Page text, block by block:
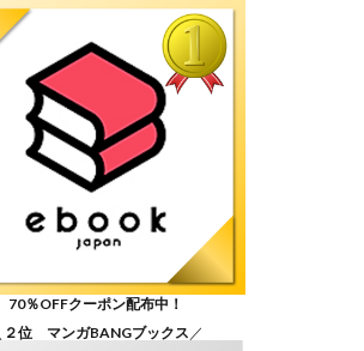
70％OFFクーポン配布中！
２位 マンガBANGブックス ／